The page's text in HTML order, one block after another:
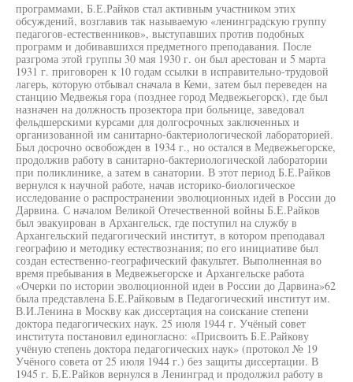
программами, Б.Е.Райков стал активным участником этих
обсуждений, возглавив так называемую «ленинградскую группу
педагогов-естественников», выступавших против подобных
программ и добивавшихся предметного преподавания. После
разгрома этой группы 30 мая 1930 г. он был арестован и 5 марта
1931 г. приговорен к 10 годам ссылки в исправительно-трудовой
лагерь, которую отбывал сначала в Кеми, затем был переведен на
станцию Медвежья гора (позднее город Медвежьегорск), где был
назначен на должность прозектора при больнице, заведовал
фельдшерскими курсами для долгосрочных заключенных и
организованной им санитарно-бактериологической лабораторией.
Был досрочно освобожден в 1934 г., но остался в Медвежьегорске,
продолжив работу в санитарно-бактериологической лаборатории
при поликлинике, а затем в санатории. В этот период Б.Е.Райков
вернулся к научной работе, начав историко-биологическое
исследование о распространении эволюционных идей в России до
Дарвина. С началом Великой Отечественной войны Б.Е.Райков
был эвакуирован в Архангельск, где поступил на службу в
Архангельский педагогический институт, в котором преподавал
географию и методику естествознания; по его инициативе был
создан естественно-географический факультет. Выполненная во
время пребывания в Медвежьегорске и Архангельске работа
«Очерки по истории эволюционной идеи в России до Дарвина»62
была представлена Б.Е.Райковым в Педагогический институт им.
В.И.Ленина в Москву как диссертация на соискание степени
доктора педагогических наук. 25 июля 1944 г. Учёный совет
института постановил единогласно: «Присвоить Б.Е.Райкову
учёную степень доктора педагогических наук» (протокол № 19
Учёного совета от 25 июля 1944 г.) без защиты диссертации. В
1945 г. Б.Е.Райков вернулся в Ленинград и продолжил работу в